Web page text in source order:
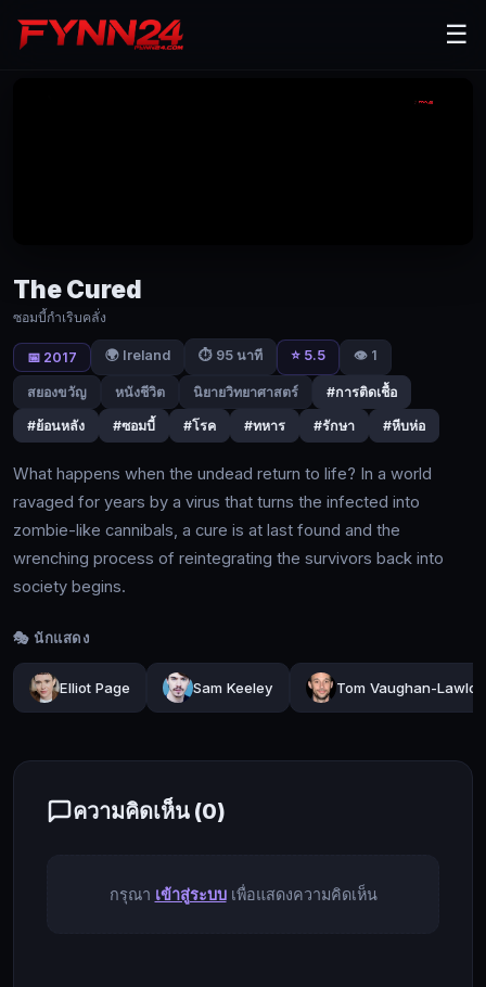
☰
🔍
เข้า
ระบบ
The
Cured
What
happens
when
undead
return
life?
In
world
ravaged
for
years
by
virus
that
turns
the
zombie-
cannibals,
The Cured
ซอมบี้กำเริบคลั่ง
📅 2017 🌍 Ireland ⏱ 95 นาที ⭐ 5.5 👁️ 1
สยองขวัญ หนังชีวิต นิยายวิทยาศาสตร์ #การติดเชื้อ
#ย้อนหลัง #ซอมบี้ #โรค #ทหาร #รักษา #หีบห่อ
What happens when the undead return to life? In a world
ravaged for years by a virus that turns the infected into
zombie-like cannibals, a cure is at last found and the
wrenching process of reintegrating the survivors back into
society begins.
🎭 นักแสดง
Elliot Page Sam Keeley Tom Vaughan-Lawlor
ความคิดเห็น (0)
กรุณา เข้าสู่ระบบเพื่อแสดงความคิดเห็น